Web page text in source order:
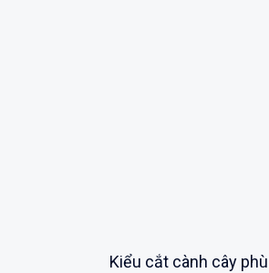
Kiểu cắt cành cây